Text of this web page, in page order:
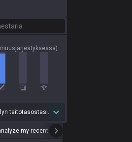
taitotasostasi.
my recent playstyle.